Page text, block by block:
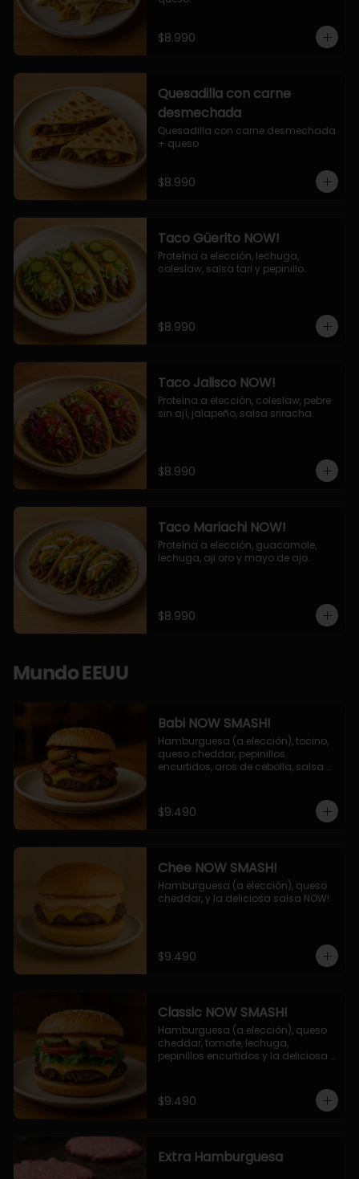
$8.990
Quesadilla con carne
desmechada
Quesadilla con carne desmechada
+ queso
$8.990
Taco Güerito NOW!
Proteína a elección, lechuga,
coleslaw, salsa tari y pepinillo.
$8.990
Taco Jalisco NOW!
Proteína a elección, coleslaw, pebre
sin ají, jalapeño, salsa sriracha.
$8.990
Taco Mariachi NOW!
Proteína a elección, guacamole,
lechuga, aji oro y mayo de ajo.
$8.990
Mundo EEUU
Babi NOW SMASH!
Hamburguesa (a elección), tocino,
queso cheddar, pepinillos
encurtidos, aros de cebolla, salsa
$9.490
Chee NOW SMASH!
Hamburguesa (a elección), queso
cheddar, y la deliciosa salsa NOW!
$9.490
Classic NOW SMASH!
Hamburguesa (a elección), queso
cheddar, tomate, lechuga,
pepinillos encurtidos y la deliciosa
$9.490
Extra Hamburguesa